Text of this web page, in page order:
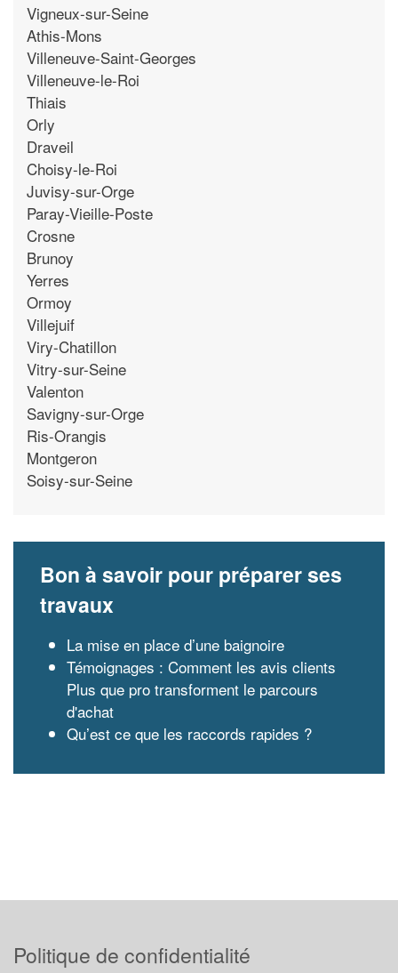
Vigneux-sur-Seine
Athis-Mons
Villeneuve-Saint-Georges
Villeneuve-le-Roi
Thiais
Orly
Draveil
Choisy-le-Roi
Juvisy-sur-Orge
Paray-Vieille-Poste
Crosne
Brunoy
Yerres
Ormoy
Villejuif
Viry-Chatillon
Vitry-sur-Seine
Valenton
Savigny-sur-Orge
Ris-Orangis
Montgeron
Soisy-sur-Seine
Bon à savoir pour préparer ses
travaux
La mise en place d’une baignoire
Témoignages : Comment les avis clients
Plus que pro transforment le parcours
d'achat
Qu’est ce que les raccords rapides ?
Politique de confidentialité